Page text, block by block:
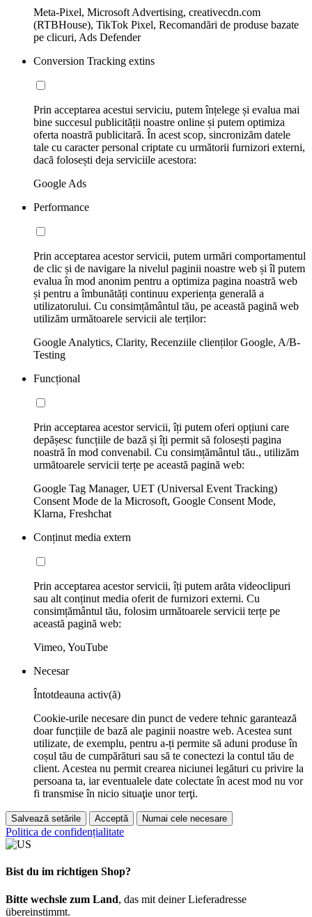
Meta-Pixel, Microsoft Advertising, creativecdn.com
(RTBHouse), TikTok Pixel, Recomandări de produse bazate
pe clicuri, Ads Defender
Conversion Tracking extins
Prin acceptarea acestui serviciu, putem înțelege și evalua mai
bine succesul publicității noastre online și putem optimiza
oferta noastră publicitară. În acest scop, sincronizăm datele
tale cu caracter personal criptate cu următorii furnizori externi,
dacă folosești deja serviciile acestora:
Google Ads
Performance
Prin acceptarea acestor servicii, putem urmări comportamentul
de clic și de navigare la nivelul paginii noastre web și îl putem
evalua în mod anonim pentru a optimiza pagina noastră web
și pentru a îmbunătăți continuu experiența generală a
utilizatorului. Cu consimțământul tău, pe această pagină web
utilizăm următoarele servicii ale terților:
Google Analytics, Clarity, Recenziile clienților Google, A/B-
Testing
Funcțional
Prin acceptarea acestor servicii, îți putem oferi opțiuni care
depășesc funcțiile de bază și îți permit să folosești pagina
noastră în mod convenabil. Cu consimțământul tău., utilizăm
următoarele servicii terțe pe această pagină web:
Google Tag Manager, UET (Universal Event Tracking)
Consent Mode de la Microsoft, Google Consent Mode,
Klarna, Freshchat
Conținut media extern
Prin acceptarea acestor servicii, îți putem arăta videoclipuri
sau alt conținut media oferit de furnizori externi. Cu
consimțământul tău, folosim următoarele servicii terțe pe
această pagină web:
Vimeo, YouTube
Necesar
Întotdeauna activ(ă)
Cookie-urile necesare din punct de vedere tehnic garantează
doar funcțiile de bază ale paginii noastre web. Acestea sunt
utilizate, de exemplu, pentru a-ți permite să aduni produse în
coșul tău de cumpărături sau să te conectezi la contul tău de
client. Acestea nu permit crearea niciunei legături cu privire la
persoana ta, iar eventualele date colectate în acest mod nu vor
fi transmise în nicio situaţie unor terţi.
Salvează setările Acceptă Numai cele necesare
Politica de confidențialitate
Bist du im richtigen Shop?
Bitte wechsle zum Land, das mit deiner Lieferadresse
übereinstimmt.